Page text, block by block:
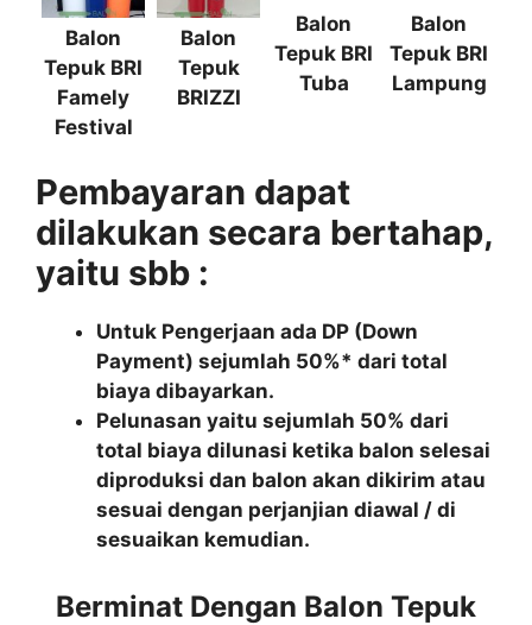
Balon
Tepuk BRI
Famely
Festival
Balon
Tepuk
BRIZZI
Balon
Tepuk BRI
Tuba
Balon
Tepuk BRI
Lampung
Pembayaran dapat
dilakukan secara bertahap,
yaitu sbb :
Untuk Pengerjaan ada DP (Down
Payment) sejumlah 50%* dari total
biaya dibayarkan.
Pelunasan yaitu sejumlah 50% dari
total biaya dilunasi ketika balon selesai
diproduksi dan balon akan dikirim atau
sesuai dengan perjanjian diawal / di
sesuaikan kemudian.
Berminat Dengan Balon Tepuk